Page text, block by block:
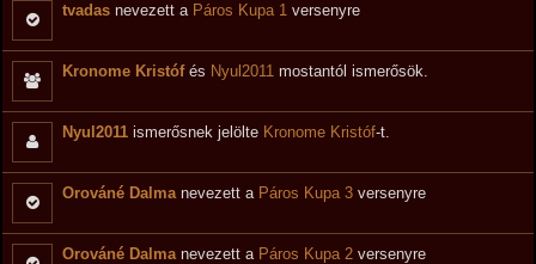
tvadas nevezett a Páros Kupa 1 versenyre
Kronome Kristófés Nyul2011 mostantól ismerősök.
Nyul2011 ismerősnek jelölte Kronome Kristóf-t.
Orováné Dalma nevezett a Páros Kupa 3 versenyre
Orováné Dalma nevezett a Páros Kupa 2 versenyre